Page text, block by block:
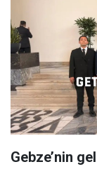
Gebze’nin